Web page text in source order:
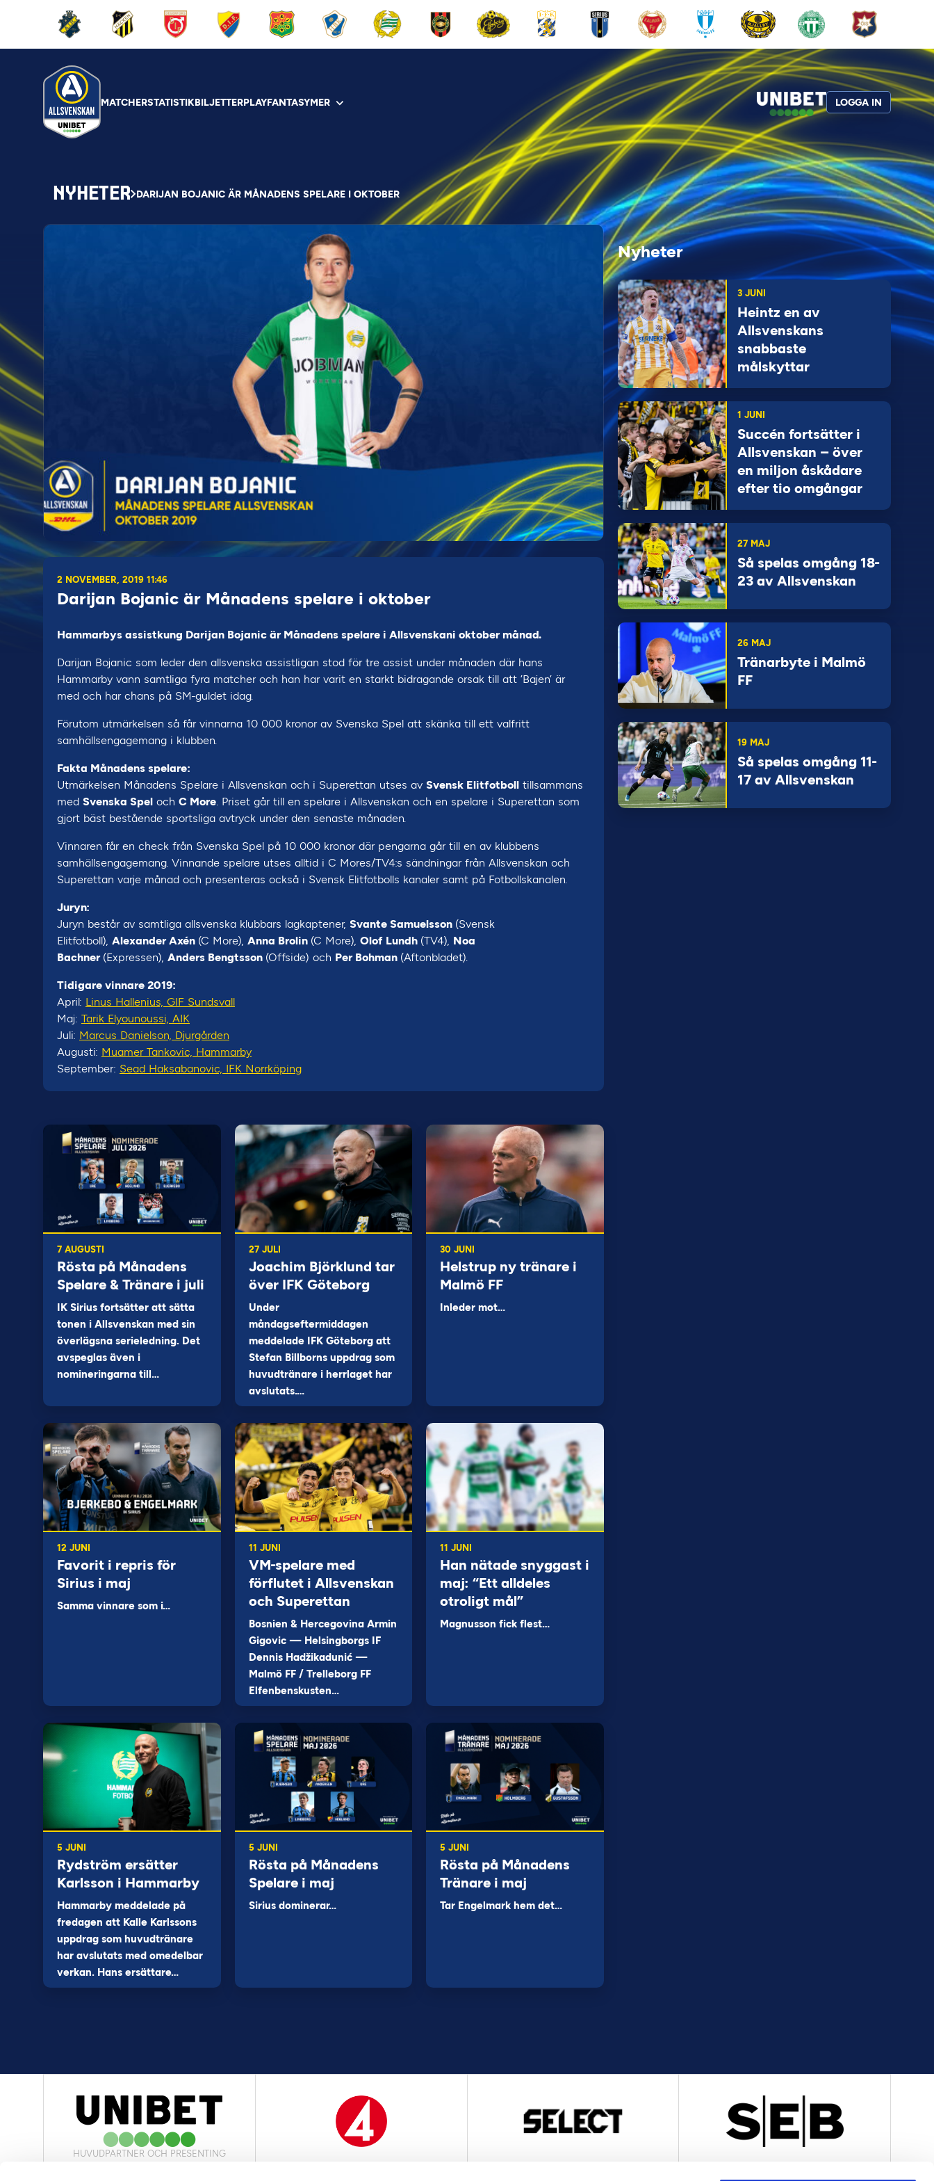
MATCHERSTATISTIKBILJETTERPLAYFANTASYMER LOGGA IN
NYHETER DARIJAN BOJANIC ÄR MÅNADENS SPELARE I OKTOBER
2 NOVEMBER, 2019 11:46
Darijan Bojanic är Månadens spelare i oktober
Hammarbys assistkung Darijan Bojanic är Månadens spelare i Allsvenskani oktober månad.
Darijan Bojanic som leder den allsvenska assistligan stod för tre assist under månaden där hans
Hammarby vann samtliga fyra matcher och han har varit en starkt bidragande orsak till att ’Bajen’ är
med och har chans på SM-guldet idag.
Förutom utmärkelsen så får vinnarna 10 000 kronor av Svenska Spel att skänka till ett valfritt
samhällsengagemang i klubben.
Fakta Månadens spelare:
Utmärkelsen Månadens Spelare i Allsvenskan och i Superettan utses av Svensk Elitfotboll tillsammans
med Svenska Spel och C More. Priset går till en spelare i Allsvenskan och en spelare i Superettan som
gjort bäst bestående sportsliga avtryck under den senaste månaden.
Vinnaren får en check från Svenska Spel på 10 000 kronor där pengarna går till en av klubbens
samhällsengagemang. Vinnande spelare utses alltid i C Mores/TV4:s sändningar från Allsvenskan och
Superettan varje månad och presenteras också i Svensk Elitfotbolls kanaler samt på Fotbollskanalen.
Juryn:
Juryn består av samtliga allsvenska klubbars lagkaptener, Svante Samuelsson (Svensk
Elitfotboll), Alexander Axén (C More), Anna Brolin (C More), Olof Lundh (TV4), Noa
Bachner (Expressen), Anders Bengtsson (Offside) och Per Bohman (Aftonbladet).
Tidigare vinnare 2019:
April: Linus Hallenius, GIF Sundsvall
Maj: Tarik Elyounoussi, AIK
Juli: Marcus Danielson, Djurgården
Augusti: Muamer Tankovic, Hammarby
September: Sead Haksabanovic, IFK Norrköping
7 AUGUSTI
Rösta på Månadens
Spelare & Tränare i juli
IK Sirius fortsätter att sätta
tonen i Allsvenskan med sin
överlägsna serieledning. Det
avspeglas även i
nomineringarna till…
27 JULI
Joachim Björklund tar
över IFK Göteborg
Under
måndagseftermiddagen
meddelade IFK Göteborg att
Stefan Billborns uppdrag som
huvudtränare i herrlaget har
avslutats.…
30 JUNI
Helstrup ny tränare i
Malmö FF
Inleder mot…
12 JUNI
Favorit i repris för
Sirius i maj
Samma vinnare som i…
11 JUNI
VM-spelare med
förflutet i Allsvenskan
och Superettan
Bosnien & Hercegovina Armin
Gigovic — Helsingborgs IF
Dennis Hadžikadunić —
Malmö FF / Trelleborg FF
Elfenbenskusten…
11 JUNI
Han nätade snyggast i
maj: “Ett alldeles
otroligt mål”
Magnusson fick flest…
5 JUNI
Rydström ersätter
Karlsson i Hammarby
Hammarby meddelade på
fredagen att Kalle Karlssons
uppdrag som huvudtränare
har avslutats med omedelbar
verkan. Hans ersättare…
5 JUNI
Rösta på Månadens
Spelare i maj
Sirius dominerar…
5 JUNI
Rösta på Månadens
Tränare i maj
Tar Engelmark hem det…
Nyheter
3 JUNI
Heintz en av
Allsvenskans
snabbaste
målskyttar
1 JUNI
Succén fortsätter i
Allsvenskan – över
en miljon åskådare
efter tio omgångar
27 MAJ
Så spelas omgång 18-
23 av Allsvenskan
26 MAJ
Tränarbyte i Malmö
FF
19 MAJ
Så spelas omgång 11-
17 av Allsvenskan
HUVUDPARTNER OCH PRESENTING